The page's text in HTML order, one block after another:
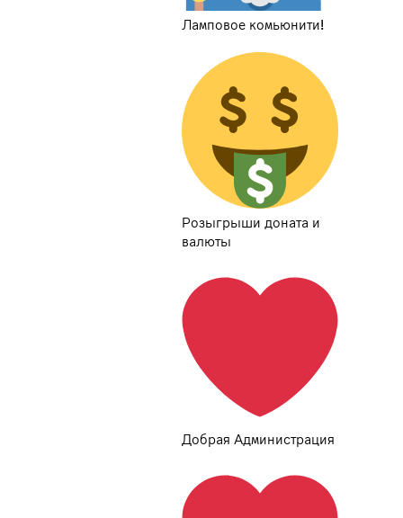
Ламповое комьюнити!
Розыгрыши доната и
валюты
Добрая Администрация